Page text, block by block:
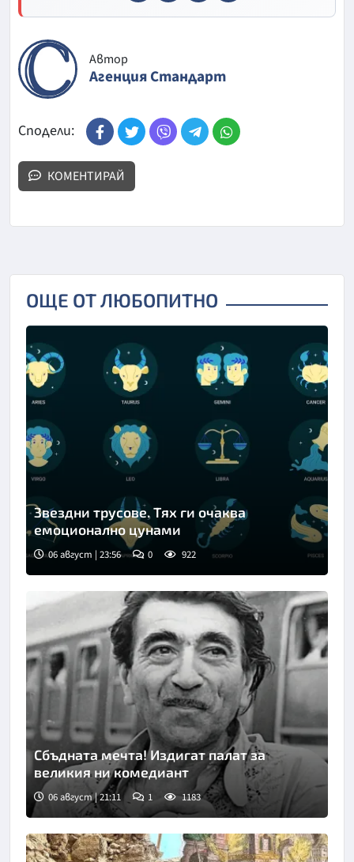
Автор
Агенция Стандарт
Сподели:
КОМЕНТИРАЙ
ОЩЕ ОТ ЛЮБОПИТНО
Снимка: Freepik
Звездни трусове. Тях ги очаква
емоционално цунами
06 август | 23:56 0 922
Сбъдната мечта! Издигат палат за
великия ни комедиант
06 август | 21:11 1 1183